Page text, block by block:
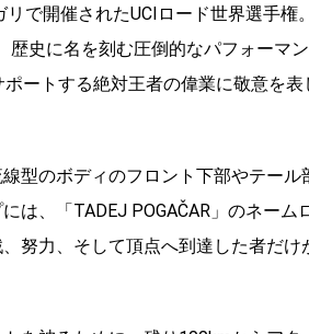
で開催されたUCIロード世界選手
歴史に名を刻む圧倒的なパフォーマ
ートする絶対王者の偉業に敬意を表
型のボディのフロント下部やテー
は、「TADEJ POGAČAR」のネー
努力、そして頂点へ到達した者だ